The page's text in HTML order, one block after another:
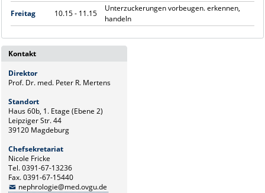
Freitag
10.15 - 11.15
Unterzuckerungen vorbeugen. erkennen,
handeln
Kontakt
Direktor
Prof. Dr. med. Peter R. Mertens
Standort
Haus 60b, 1. Etage (Ebene 2)
Leipziger Str. 44
39120 Magdeburg
Chefsekretariat
Nicole Fricke
Tel. 0391-67-13236
Fax. 0391-67-15440
nephrologie@med.ovgu.de